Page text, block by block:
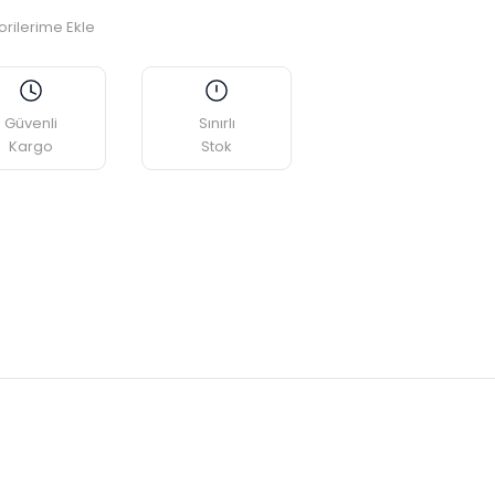
Güvenli
Kargo
Sınırlı
Stok